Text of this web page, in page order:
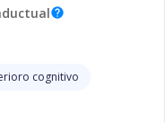
help
cognitivo